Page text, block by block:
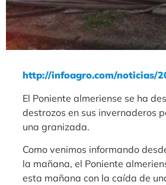
http://infoagro.com/noticias/
El Poniente almeriense se ha
destrozos en sus invernaderos
una granizada.
Como venimos informando
la mañana, el Poniente
esta mañana con la caída de